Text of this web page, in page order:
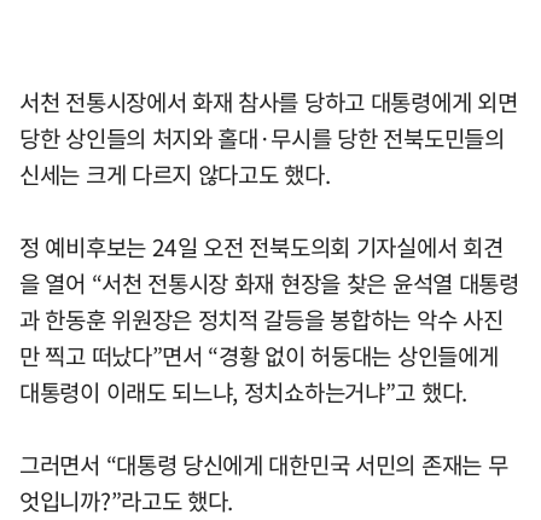
서천 전통시장에서 화재 참사를 당하고 대통령에게 외면
당한 상인들의 처지와 홀대·무시를 당한 전북도민들의
신세는 크게 다르지 않다고도 했다.
정 예비후보는 24일 오전 전북도의회 기자실에서 회견
을 열어 “서천 전통시장 화재 현장을 찾은 윤석열 대통령
과 한동훈 위원장은 정치적 갈등을 봉합하는 악수 사진
만 찍고 떠났다”면서 “경황 없이 허둥대는 상인들에게
대통령이 이래도 되느냐, 정치쇼하는거냐”고 했다.
그러면서 “대통령 당신에게 대한민국 서민의 존재는 무
엇입니까?”라고도 했다.